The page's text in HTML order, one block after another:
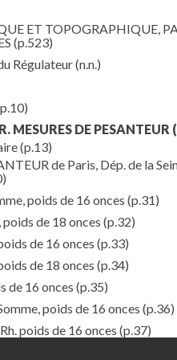
ET TOPOGRAPHIQUE,
(p.523)
Régulateur(n.n.)
MESURES DE PESANTEUR
(p.13)
de Paris, Dép. de la
poids de 16 onces (p.31)
de 18 onces (p.32)
de 16 onces (p.33)
de 18 onces (p.34)
de 16 onces (p.35)
poids de 16 onces (p.36)
poids de 16 onces (p.37)